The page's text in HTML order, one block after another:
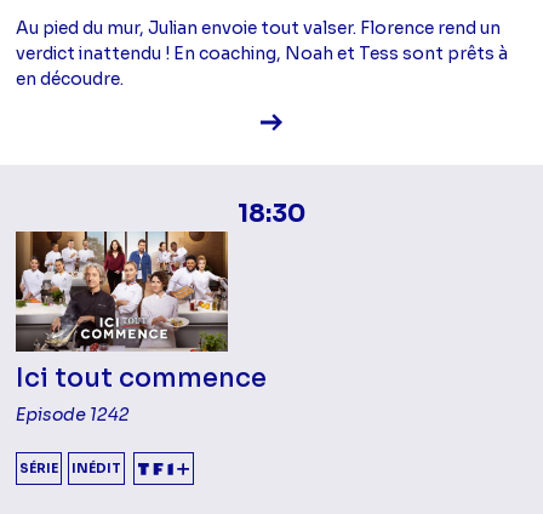
Au pied du mur, Julian envoie tout valser. Florence rend un
verdict inattendu ! En coaching, Noah et Tess sont prêts à
en découdre.
Voir la fiche diffusion
18:30
Ici tout commence
Episode 1242
SÉRIE INÉDIT